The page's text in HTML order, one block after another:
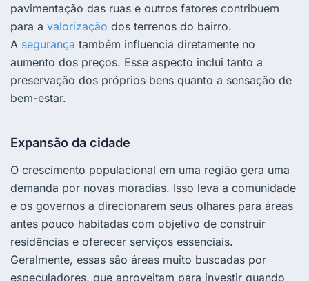
pavimentação das ruas e outros fatores contribuem
para a valorização dos terrenos do bairro.
A segurança também influencia diretamente no
aumento dos preços. Esse aspecto inclui tanto a
preservação dos próprios bens quanto a sensação de
bem-estar.
Expansão da cidade
O crescimento populacional em uma região gera uma
demanda por novas moradias. Isso leva a comunidade
e os governos a direcionarem seus olhares para áreas
antes pouco habitadas com objetivo de construir
residências e oferecer serviços essenciais.
Geralmente, essas são áreas muito buscadas por
especuladores, que aproveitam para investir quando